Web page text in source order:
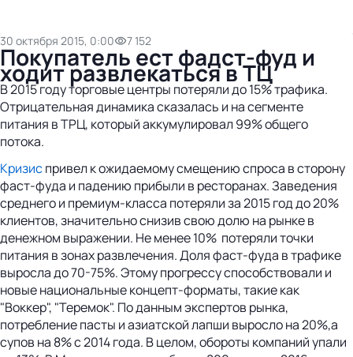
30 октября 2015, 0:00 7 152
Покупатель ест фадст-фуд и
ходит развлекаться в ТЦ
В 2015 году торговые центры потеряли до 15% трафика.
Отрицательная динамика сказалась и на сегменте
питания в ТРЦ, который аккумулировал 99% общего
потока.
Кризиспривел к ожидаемому смещению спроса в сторону
фаст-фуда и падению прибыли в ресторанах. Заведения
среднего и премиум-класса потеряли за 2015 год до 20%
клиентов, значительно снизив свою долю на рынке в
денежном выражении. Не менее 10% потеряли точки
питания в зонах развлечения. Доля фаст-фуда в трафике
выросла до 70-75%. Этому прогрессу способствовали и
новые национальные концепт-форматы, такие как
"Воккер", "Теремок". По данным экспертов рынка,
потребление пасты и азиатской лапши выросло на 20%,а
супов на 8% с 2014 года. В целом, обороты компаний упали